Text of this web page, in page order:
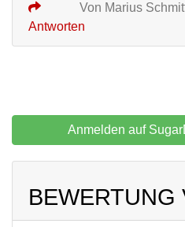
Von Marius
Antworten
Anmelden auf
BEWERTUNG